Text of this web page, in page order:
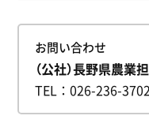
お問い合わせ
（公社）長野県農業
TEL
026-236-3702